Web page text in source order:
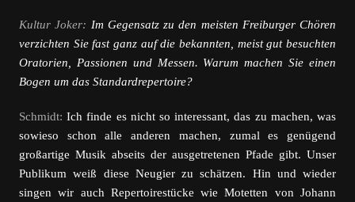
Kultur Joker: Im Gegensatz zu den meisten Freiburger Chören
verzichten Sie fast ganz auf die bekannten, meist gut besuchten
Oratorien, Passionen und Messen. Warum machen Sie einen
Bogen um das Standardrepertoire?
Schmidt: Ich finde es nicht so interessant, das zu machen, was
sowieso schon alle anderen machen, zumal es genügend
großartige Musik abseits der ausgetretenen Pfade gibt. Unser
Publikum weiß diese Neugier zu schätzen. Hin und wieder
singen wir auch Repertoirestücke wie Motetten von Johann